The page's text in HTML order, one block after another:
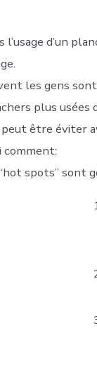
l’usage d’un
les gens sont
plus usées
peut être éviter
comment:
spots’’